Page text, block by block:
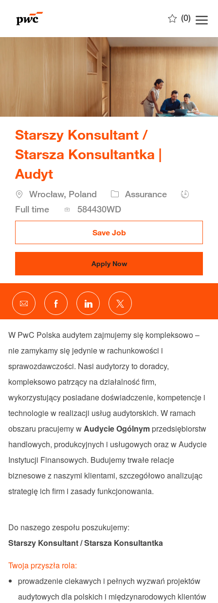
(0)
Starszy Konsultant /
Starsza Konsultantka |
Audyt
Location
Wrocław, Poland
Assurance
Full time
Job
Id
584430WD
Save Job
Apply Now
Share
via
Share
via
Share
via
Share
via
W PwC Polska audytem zajmujemy się kompleksowo –
nie zamykamy się jedynie w rachunkowości i
sprawozdawczości. Nasi audytorzy to doradcy,
kompleksowo patrzący na działalność firm,
wykorzystujący posiadane doświadczenie, kompetencje i
technologie w realizacji usług audytorskich. W ramach
obszaru pracujemy wAudycie Ogólnymprzedsiębiorstw
handlowych, produkcyjnych i usługowych oraz w Audycie
Instytucji Finansowych. Budujemy trwałe relacje
biznesowe z naszymi klientami, szczegółowo analizując
strategię ich firm i zasady funkcjonowania.
Do naszego zespołu poszukujemy:
Starszy Konsultant / Starsza Konsultantka
Twoja przyszła rola:
prowadzenie ciekawych i pełnych wyzwań projektów
audytowych dla polskich i międzynarodowych klientów